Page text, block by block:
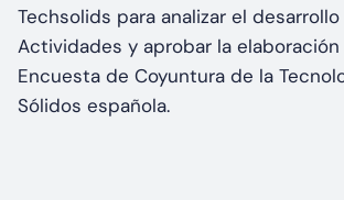
Techsolids para analizar el
Actividades y aprobar la
Encuesta de Coyuntura de la
Sólidos española.